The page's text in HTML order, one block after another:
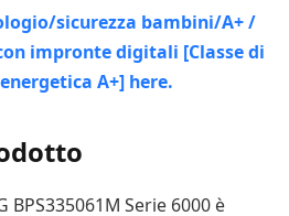
BPS335061M Serie 6000 è